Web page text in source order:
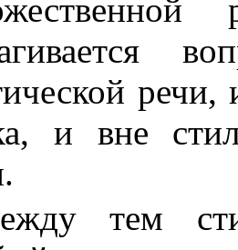
речи,
и вне
тем